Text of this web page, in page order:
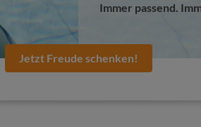
Immer passend.
Jetzt Freude schenken!